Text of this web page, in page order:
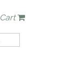
Cart